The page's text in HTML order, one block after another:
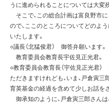
うに進められることについては大変
そこで、この総合計画は富良野市
ので、ここのところについてどのよ
いたします。
○議長（北猛俊君） 御答弁願います。
教育委員会教育長宇佐見正光君。
○教育委員会教育長（宇佐見正光君
ただきますけれども、いま、戸倉寅
育英基金の経過を含めて少しお話を
御承知のように、戸倉寅三郎さん